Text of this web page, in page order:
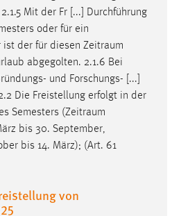
Mit der Fr [...] Durchführung
oder für ein
ist der für diesen Zeitraum
abgegolten. 2.1.6 Bei
und Forschungs- [...]
Die Freistellung erfolgt in der
Semesters (Zeitraum
bis 30. September,
bis 14. März); (Art. 61
von